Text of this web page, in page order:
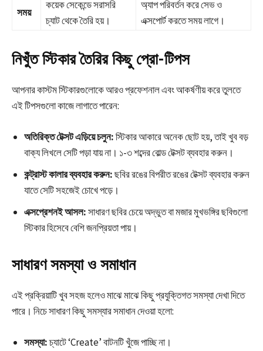
সময়
কয়েক সেকেন্ডে সরাসরি
চ্যাট থেকে তৈরি হয়।
অ্যাপ পরিবর্তন করে সেভ ও
এক্সপোর্ট করতে সময় লাগে।
নিখুঁত স্টিকার তৈরির কিছু প্রো-টিপস
আপনার কাস্টম স্টিকারগুলোকে আরও প্রফেশনাল এবং আকর্ষণীয় করে তুলতে
এই টিপসগুলো কাজে লাগাতে পারেন:
অতিরিক্ত টেক্সট এড়িয়ে চলুন:স্টিকার আকারে অনেক ছোট হয়, তাই খুব বড়
বাক্য লিখলে সেটি পড়া যায় না। ১-৩ শব্দের বোল্ড টেক্সট ব্যবহার করুন।
কন্ট্রাস্ট কালার ব্যবহার করুন:ছবির রঙের বিপরীত রঙের টেক্সট ব্যবহার করুন
যাতে সেটি সহজেই চোখে পড়ে।
এক্সপ্রেশনই আসল:সাধারণ ছবির চেয়ে অদ্ভুত বা মজার মুখভঙ্গির ছবিগুলো
স্টিকার হিসেবে বেশি জনপ্রিয়তা পায়।
সাধারণ সমস্যা ও সমাধান
এই প্রক্রিয়াটি খুব সহজ হলেও মাঝে মাঝে কিছু প্রযুক্তিগত সমস্যা দেখা দিতে
পারে। নিচে সাধারণ কিছু সমস্যার সমাধান দেওয়া হলো:
সমস্যা:চ্যাটে ‘Create’ বাটনটি খুঁজে পাচ্ছি না।